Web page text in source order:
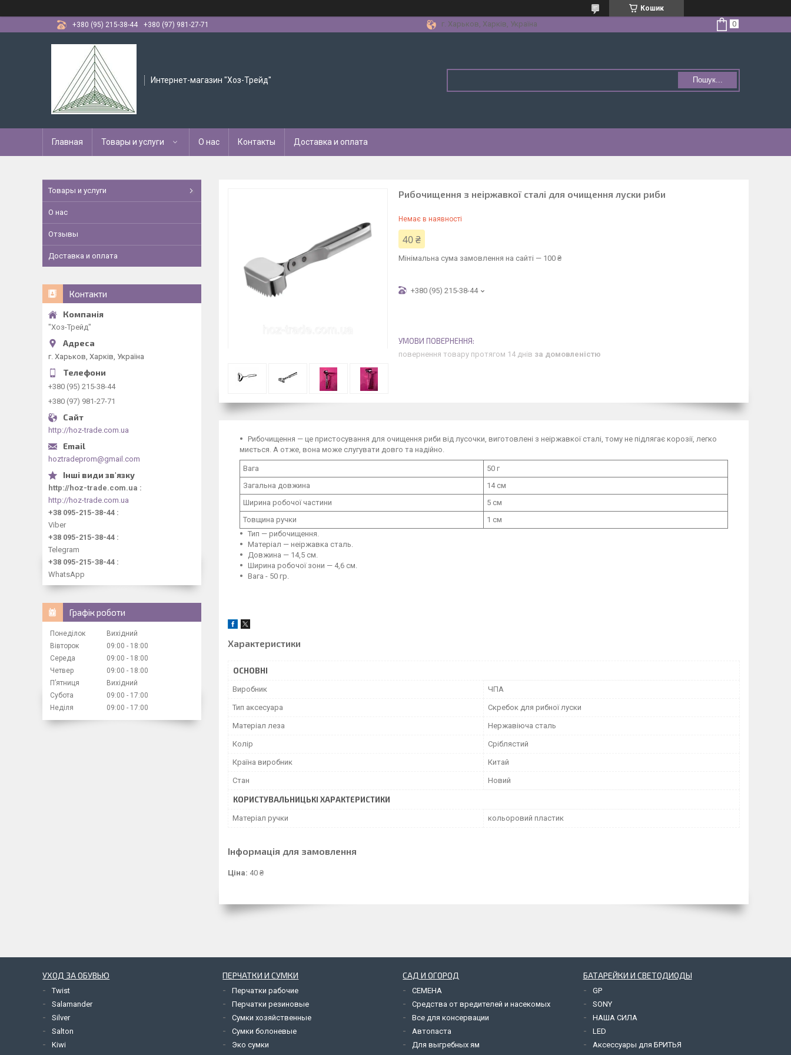
Кошик
+380 (95) 215-38-44
+380 (97) 981-27-71 г. Харьков, Харків, Україна
Интернет-магазин "Хоз-Трейд" Пошук...
Главная Товары и услуги О нас Контакты Доставка и оплата
Рибочищення з неіржавкої сталі для очищення луски риби
Немає в наявності
40 ₴
Мінімальна сума замовлення на сайті — 100 ₴
+380 (95) 215-38-44
повернення товару протягом 14 днів за домовленістю
Рибочищення — це пристосування для очищення риби від лусочки, виготовлені з неіржавкої сталі, тому не підлягає корозії, легко
миється. А отже, вона може слугувати довго та надійно.
Вага
50 г
Загальна довжина
14 см
Ширина робочої частини
5 см
Товщина ручки
1 см
Тип — рибочищення.
Матеріал — неіржавка сталь.
Довжина — 14,5 см.
Ширина робочої зони — 4,6 см.
Вага - 50 гр.
Характеристики
ОСНОВНІ
Виробник ЧПА
Тип аксесуара Скребок для рибної луски
Матеріал леза Нержавіюча сталь
Колір Сріблястий
Країна виробник Китай
Стан Новий
КОРИСТУВАЛЬНИЦЬКІ ХАРАКТЕРИСТИКИ
Матеріал ручки кольоровий пластик
Інформація для замовлення
Ціна: 40 ₴
Товары и услуги
О нас
Отзывы
Доставка и оплата
Контакти
"Хоз-Трейд"
г. Харьков, Харків, Україна
+380 (95) 215-38-44
+380 (97) 981-27-71
http://hoz-trade.com.ua
hoztradeprom@gmail.com
http://hoz-trade.com.ua
http://hoz-trade.com.ua
+38 095-215-38-44
Viber
+38 095-215-38-44
Telegram
+38 095-215-38-44
WhatsApp
Графік роботи
Понеділок
Вихідний
Вівторок
09:00
18:00
Середа
09:00
18:00
Четвер
09:00
18:00
Пʼятниця
Вихідний
Субота
09:00
17:00
Неділя
09:00 17:00
УХОД ЗА ОБУВЬЮ
Twist
Salamander
Silver
Salton
Kiwi
ПЕРЧАТКИ И СУМКИ
Перчатки рабочие
Перчатки резиновые
Сумки хозяйственные
Сумки болоневые
Эко сумки
САД И ОГОРОД
СЕМЕНА
Средства от вредителей и насекомых
Все для консервации
Автопаста
Для выгребных ям
БАТАРЕЙКИ И СВЕТОДИОДЫ
GP
SONY
НАША СИЛА
LED
Аксессуары для БРИТЬЯ